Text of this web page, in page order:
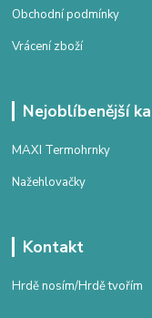
Obchodní podmínky
Vrácení zboží
Nejoblíbenější
MAXI Termohrnky
Nažehlovačky
Kontakt
Hrdě nosím/Hrdě tvořím